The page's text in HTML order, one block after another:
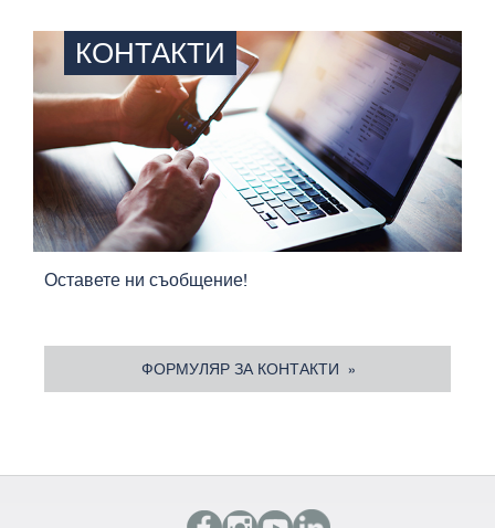
КОНТАКТИ
Оставете ни съобщение!
ФОРМУЛЯР ЗА КОНТАКТИ